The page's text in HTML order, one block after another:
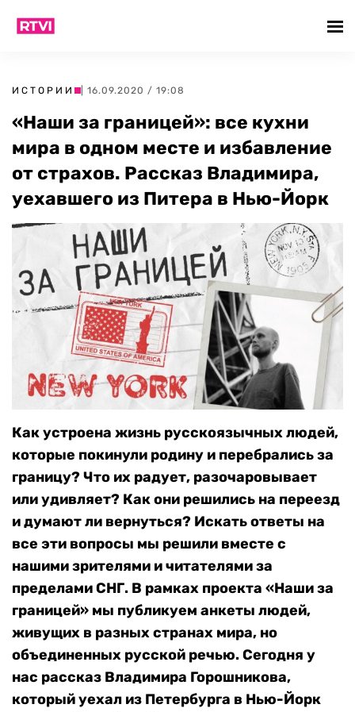
ИСТОРИИ | 16.09.2020 / 19:08
«Наши за границей»: все кухни
мира в одном месте и избавление
от страхов. Рассказ Владимира,
уехавшего из Питера в Нью-Йорк
Как устроена жизнь русскоязычных людей,
которые покинули родину и перебрались за
границу? Что их радует, разочаровывает
или удивляет? Как они решились на переезд
и думают ли вернуться? Искать ответы на
все эти вопросы мы решили вместе с
нашими зрителями и читателями за
пределами СНГ. В рамках проекта «Наши за
границей» мы публикуем анкеты людей,
живущих в разных странах мира, но
объединенных русской речью. Сегодня у
нас рассказ Владимира Горошникова,
который уехал из Петербурга в Нью-Йорк